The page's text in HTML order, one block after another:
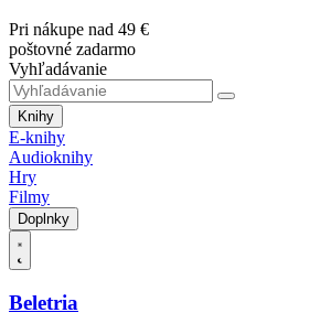
Pri nákupe nad 49 €
poštovné zadarmo
Vyhľadávanie
Knihy
E-knihy
Audioknihy
Hry
Filmy
Doplnky
Beletria